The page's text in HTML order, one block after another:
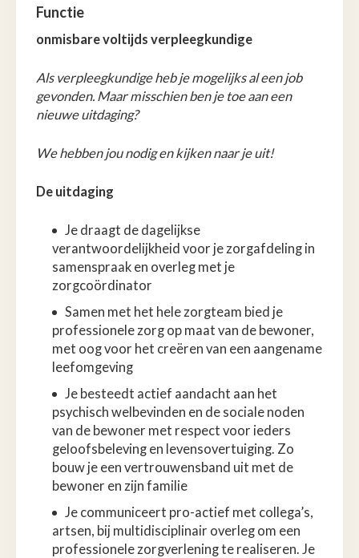
Functie
onmisbare voltijds verpleegkundige
Als verpleegkundige heb je mogelijks al een job
gevonden. Maar misschien ben je toe aan een
nieuwe uitdaging?
We hebben jou nodig en kijken naar je uit!
De uitdaging
Je draagt de dagelijkse
verantwoordelijkheid voor je zorgafdeling in
samenspraak en overleg met je
zorgcoördinator
Samen met het hele zorgteam bied je
professionele zorg op maat van de bewoner,
met oog voor het creëren van een aangename
leefomgeving
Je besteedt actief aandacht aan het
psychisch welbevinden en de sociale noden
van de bewoner met respect voor ieders
geloofsbeleving en levensovertuiging. Zo
bouw je een vertrouwensband uit met de
bewoner en zijn familie
Je communiceert pro-actief met collega’s,
artsen, bij multidisciplinair overleg om een
professionele zorgverlening te realiseren. Je